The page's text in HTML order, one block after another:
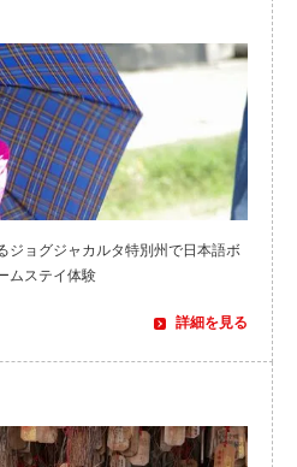
ジョグジャカルタ特別州で日本語ボ
ムステイ体験
詳細を見る